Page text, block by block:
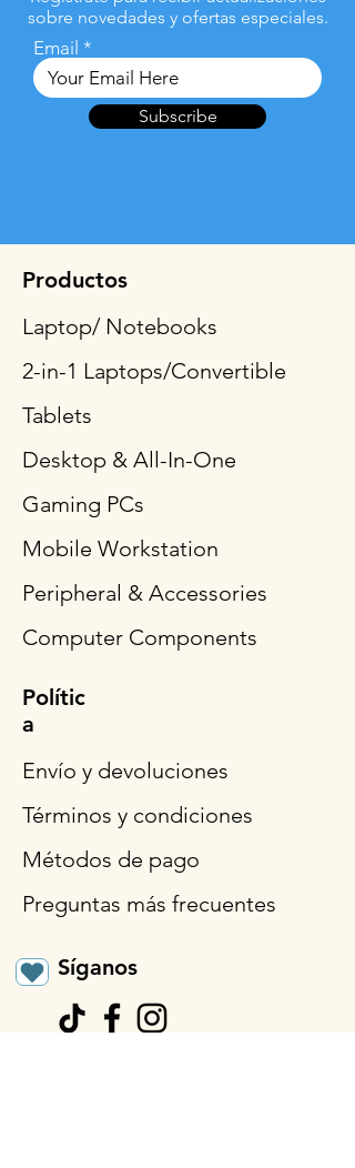
sobre novedades y ofertas especiales.
Email
Subscribe
Productos
Laptop/ Notebooks
2-in-1 Laptops/Convertible
Tablets
Desktop & All-In-One
Gaming PCs
Mobile Workstation
Peripheral & Accessories
Computer Components
Polític
a
Envío y devoluciones
Términos y condiciones
Métodos de pago
Preguntas más frecuentes
Síganos